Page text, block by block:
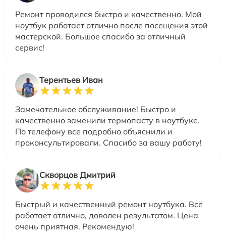
Ремонт проводился быстро и качественно. Мой
ноутбук работает отлично после посещения этой
мастерской. Большое спасибо за отличный
сервис!
Терентьев Иван
Замечательное обслуживание! Быстро и
качественно заменили термопасту в ноутбуке.
По телефону все подробно объяснили и
проконсультировали. Спасибо за вашу работу!
Скворцов Дмитрий
Быстрый и качественный ремонт ноутбука. Всё
работает отлично, доволен результатом. Цена
очень приятная. Рекомендую!